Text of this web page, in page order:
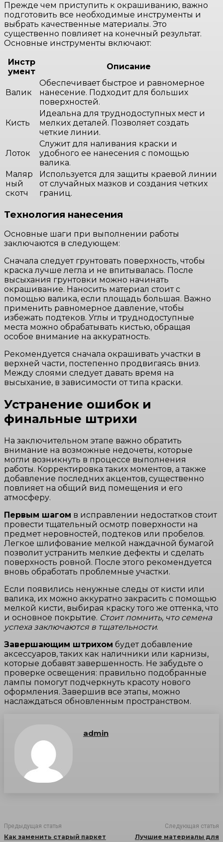
Прежде чем приступить к окрашиванию, важно
подготовить все необходимые инструменты и
выбрать качественные материалы. Это
существенно повлияет на конечный результат.
Основные инструменты включают:
Инстр
умент
Описание
Валик
Обеспечивает быстрое и равномерное
нанесение. Подходит для больших
поверхностей.
Кисть
Идеальна для труднодоступных мест и
мелких деталей. Позволяет создать
четкие линии.
Лоток
Служит для наливания краски и
удобного ее нанесения с помощью
валика.
Маляр
ный
скотч
Используется для защиты краевой линии
от случайных мазков и создания четких
границ.
Технология нанесения
Основные шаги при выполнении работы
заключаются в следующем:
Сначала следует грунтовать поверхность, чтобы
краска лучше легла и не впитывалась. После
высыхания грунтовки можно начинать
окрашивание. Наносить материал стоит с
помощью валика, если площадь большая. Важно
применить равномерное давление, чтобы
избежать подтеков. Углы и труднодоступные
места можно обрабатывать кистью, обращая
особое внимание на аккуратность.
Рекомендуется сначала окрашивать участки в
верхней части, постепенно продвигаясь вниз.
Между слоями следует давать время на
высыхание, в зависимости от типа краски.
Устранение ошибок и
финальные штрихи
На заключительном этапе важно обратить
внимание на возможные недочеты, которые
могли возникнуть в процессе выполнения
работы. Корректировка таких моментов, а также
добавление последних акцентов, существенно
повлияет на общий вид помещения и его
атмосферу.
Первым шагом в исправлении недостатков стоит
провести тщательный осмотр поверхности на
предмет неровностей, подтеков или пробелов.
Легкое шлифование мелкой наждачной бумагой
позволит устранить мелкие дефекты и сделать
поверхность ровной. После этого рекомендуется
вновь обработать проблемные участки.
Если появились ненужные следы от кисти или
валика, их можно аккуратно закрасить с помощью
мелкой кисти, выбирая краску того же оттенка, что
и основное покрытие. Стоит помнить, что семена
успеха заключаются в тщательности.
Завершающим штрихом будет добавление
аксессуаров, таких как наличники или карнизы,
которые добавят завершенность. Не забудьте о
проверке освещения: правильно подобранные
лампы помогут подчеркнуть красоту нового
оформления. Завершив все этапы, можно
наслаждаться обновленным пространством.
admin
Предыдущая статья
Как заменить старый паркет
Следующая статья
Лучшие материалы для